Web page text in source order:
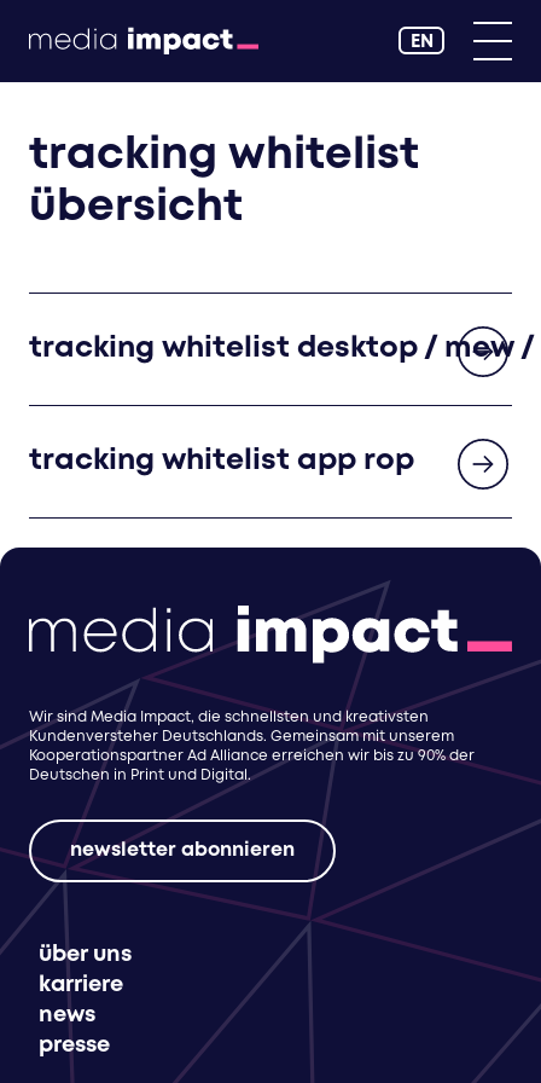
EN
tracking whitelist
übersicht
tracking whitelist desktop / mew /
tracking whitelist app rop
Wir sind Media Impact, die schnellsten und kreativsten
Kundenversteher Deutschlands. Gemeinsam mit unserem
Kooperationspartner Ad Alliance erreichen wir bis zu 90% der
Deutschen in Print und Digital.
über uns
karriere
news
presse
newsletter abonnieren